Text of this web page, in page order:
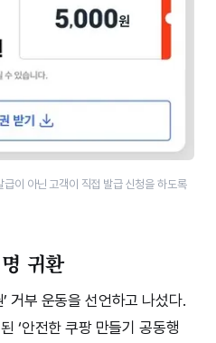
이 아닌 고객이 직접 발급 신청을 하도록
귀환
거부 운동을 선언하고 나섰다.
‘안전한 쿠팡 만들기 공동행